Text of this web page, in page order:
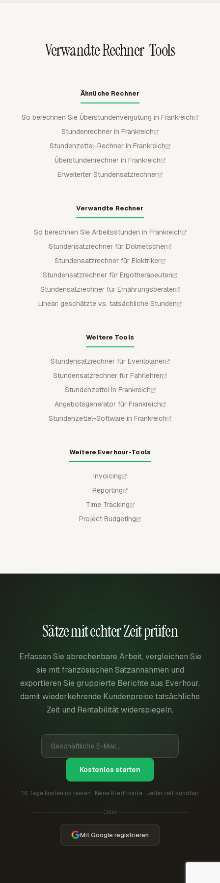
nach Everhour synchronisiert werden.
Verwandte Rechner-Tools
Ähnliche Rechner
So berechnen Sie Überstundenvergütung in Frankreich
Stundenrechner in Frankreich
Stundenzettel-Rechner in Frankreich
Überstundenrechner in Frankreich
Erweiterter Stundensatzrechner
Verwandte Rechner
So berechnen Sie Arbeitsstunden in Frankreich
Stundensatzrechner für Dolmetscher
Stundensatzrechner für Elektriker
Stundensatzrechner für Ergotherapeuten
Stundensatzrechner für Ernährungsberater
Linear: geschätzte vs. tatsächliche Stunden
Weitere Tools
Stundensatzrechner für Eventplaner
Stundensatzrechner für Fahrlehrer
Stundenzettel in Frankreich
Angebotsgenerator für Frankreich
Stundenzettel-Software in Frankreich
Weitere Everhour-Tools
Invoicing
Reporting
Time Tracking
Project Budgeting
Sätze mit echter Zeit prüfen
Erfassen Sie abrechenbare Arbeit, vergleichen Sie
sie mit französischen Satzannahmen und
exportieren Sie gruppierte Berichte aus Everhour,
damit wiederkehrende Kundenpreise tatsächliche
Zeit und Rentabilität widerspiegeln.
Kostenlos starten
14 Tage kostenlos testen · Keine Kreditkarte · Jederzeit kündbar
Oder
Mit Google registrieren